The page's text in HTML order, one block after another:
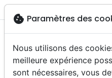
menu
cookie Paramètres des
Nous utilisons des
meilleure expérience
sont nécessaires, vous